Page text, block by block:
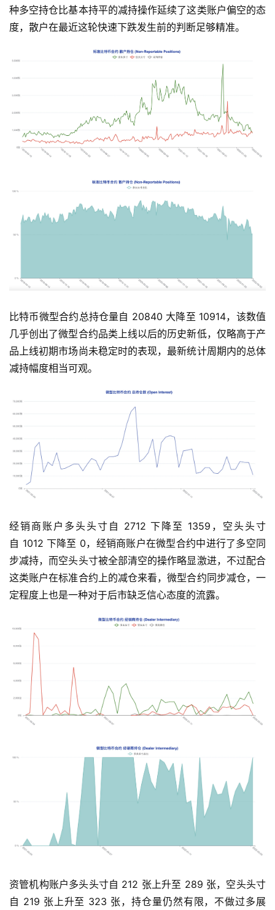
页
快
信
仰
a
r
9
数
种多空持仓比基本持平的减持操作延续了这类账户偏空的态
度，散户在最近这轮快速下跌发生前的判断足够精准。
比特币微型合约总持仓量自 20840 大降至 10914，该数值
几乎创出了微型合约品类上线以后的历史新低，仅略高于产
品上线初期市场尚未稳定时的表现，最新统计周期内的总体
减持幅度相当可观。
经销商账户多头头寸自 2712 下降至 1359，空头头寸
自 1012 下降至 0，经销商账户在微型合约中进行了多空同
步减持，而空头头寸被全部清空的操作略显激进，不过配合
这类账户在标准合约上的减仓来看，微型合约同步减仓，一
定程度上也是一种对于后市缺乏信心态度的流露。
资管机构账户多头头寸自 212 张上升至 289 张，空头头寸
自 219 张上升至 323 张，持仓量仍然有限，不做过多展